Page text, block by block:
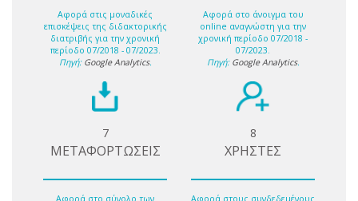
Αφορά στις μοναδικές
επισκέψεις της διδακτορικής
διατριβής για την χρονική
περίοδο 07/2018 - 07/2023.
Πηγή: Google Analytics.
Αφορά στο άνοιγμα του
online αναγνώστη για την
χρονική περίοδο 07/2018 -
07/2023.
Πηγή: Google Analytics.
7
ΜΕΤΑΦΟΡΤΩΣΕΙΣ
Αφορά στο σύνολο των
8
ΧΡΗΣΤΕΣ
Αφορά στους συνδεδεμένους